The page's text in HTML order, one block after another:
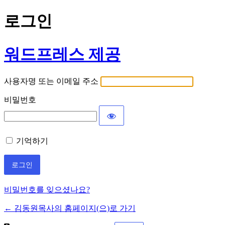
로그인
워드프레스 제공
사용자명 또는 이메일 주소
비밀번호
기억하기
비밀번호를 잊으셨나요?
← 김동원목사의 홈페이지(으)로 가기